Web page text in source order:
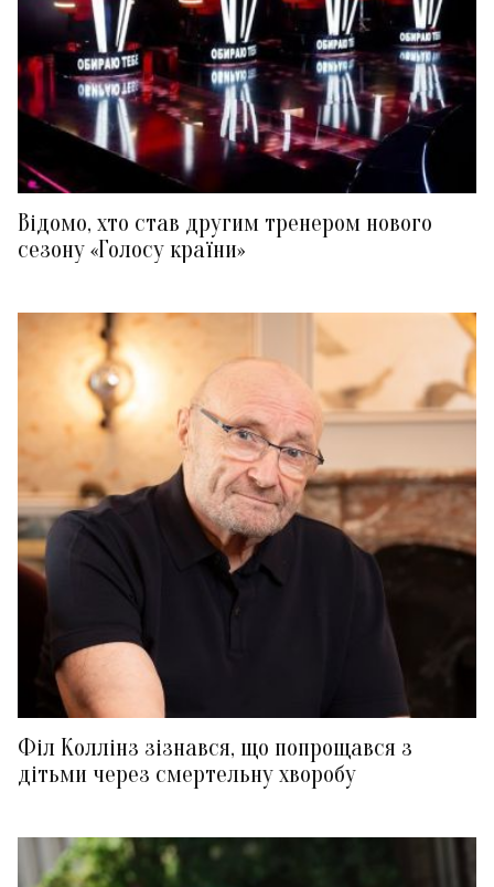
Відомо, хто став другим тренером нового
сезону «Голосу країни»
Філ Коллінз зізнався, що попрощався з
дітьми через смертельну хворобу